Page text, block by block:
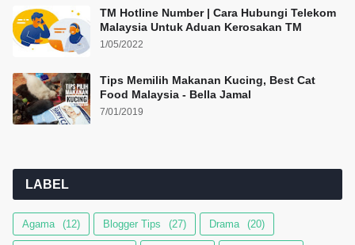
TM Hotline Number | Cara Hubungi Telekom
Malaysia Untuk Aduan Kerosakan TM
1/05/2022
Tips Memilih Makanan Kucing, Best Cat
Food Malaysia - Bella Jamal
7/01/2019
LABEL
Agama (12) Blogger Tips (27) Drama (20)